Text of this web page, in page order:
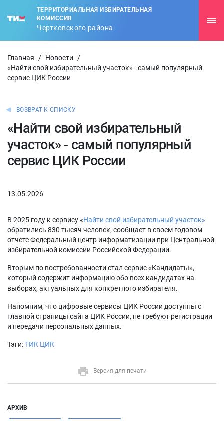
ТЕРРИТОРИАЛЬНАЯ ИЗБИРАТЕЛЬНАЯ
КОМИССИЯ
Чертковского района
Главная / Новости
/
«Найти свой избирательный участок» - самый популярный
сервис ЦИК России
ВОЗВРАТ К СПИСКУ
«Найти свой избирательный
участок» - самый популярный
сервис ЦИК России
13.05.2026
В 2025 году к сервису «Найти свой избирательный участок»
обратились 830 тысяч человек, сообщает в своем годовом
отчете Федеральный центр информатизации при Центральной
избирательной комиссии Российской Федерации.
Вторым по востребованности стал сервис «Кандидаты»,
который содержит информацию обо всех кандидатах на
выборах, актуальных для конкретного избирателя.
Напомним, что цифровые сервисы ЦИК России доступны с
главной страницы сайта ЦИК России, не требуют регистрации
и передачи персональных данных.
Тэги:ТИК ЦИК
Версия для печати
АРХИВ